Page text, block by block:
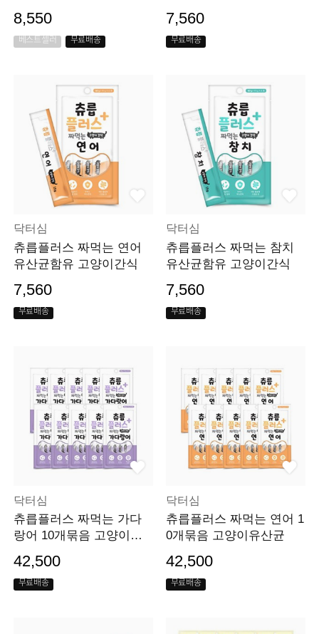
8,550
베스트셀러 무료배송
7,560
무료배송
닥터심
츄릅플러스 짜먹는 연어
유산균함유 고양이간식
7,560
무료배송
닥터심
츄릅플러스 짜먹는 참치
유산균함유 고양이간식
7,560
무료배송
닥터심
츄릅플러스 짜먹는 가다
랑어 10개묶음 고양이유
42,500
무료배송
닥터심
츄릅플러스 짜먹는 연어 1
0개묶음 고양이유산균
42,500
무료배송